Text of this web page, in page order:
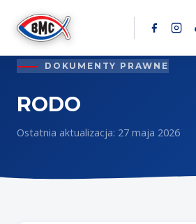
DOKUMENTY PRAWNE
RODO
Ostatnia aktualizacja: 27 maja 2026